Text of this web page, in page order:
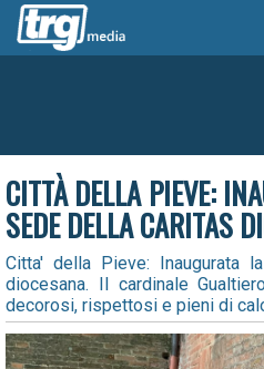
CITTÀ DELLA PIEVE:
SEDE DELLA CARITAS
Citta' della Pieve: Inaugurata
diocesana. Il cardinale
decorosi, rispettosi e pieni di